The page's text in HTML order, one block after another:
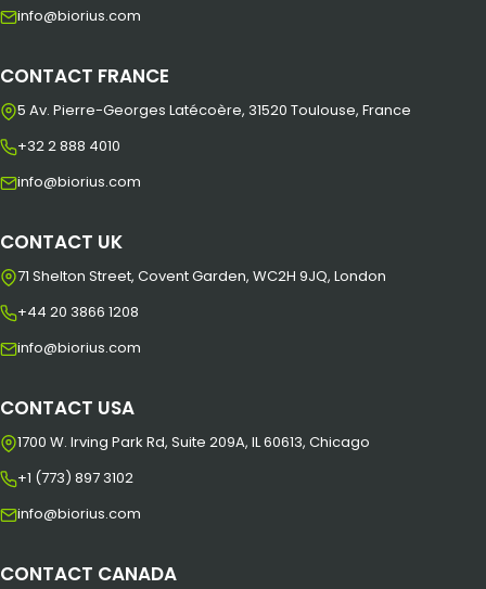
info@biorius.com
CONTACT FRANCE
5 Av. Pierre-Georges Latécoère, 31520 Toulouse, France
+32 2 888 4010
info@biorius.com
CONTACT UK
71 Shelton Street, Covent Garden, WC2H 9JQ, London
+44 20 3866 1208
info@biorius.com
CONTACT USA
1700 W. Irving Park Rd, Suite 209A, IL 60613, Chicago
+1 (773) 897 3102
info@biorius.com
CONTACT CANADA